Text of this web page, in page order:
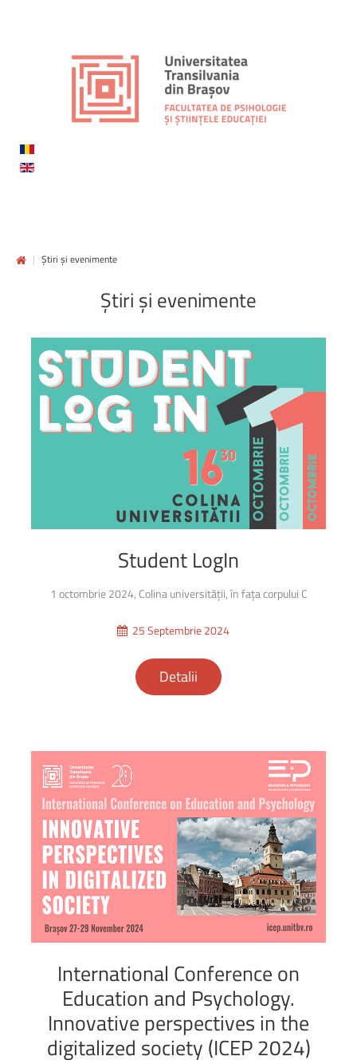
| Știri și evenimente
Știri și evenimente
Student LogIn
1 octombrie 2024, Colina universității, în fața corpului C
25 Septembrie 2024
Detalii
International Conference on
Education and Psychology.
Innovative perspectives inthe
digitalized society (ICEP2024)